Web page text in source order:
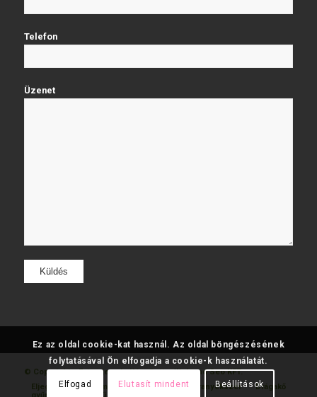
Telefon
Üzenet
© Copyright - FatumjewelsKészítette: Web and Seo KFT.
Eljegyzési
Gyémánt
Karikagyűrű Aranyékszer Drágakő
Ez az oldal cookie-kat használ. Az oldal böngészésének
folytatásával Ön elfogadja a cookie-k használatát.
Elfogad Elutasít mindent Beállítások